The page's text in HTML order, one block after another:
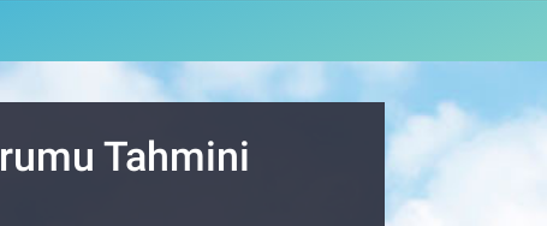
Tahmini